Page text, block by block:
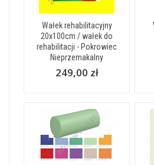
Wałek rehabilitacyjny
20x100cm / wałek do
rehabilitacji - Pokrowiec
Nieprzemakalny
249,00 zł